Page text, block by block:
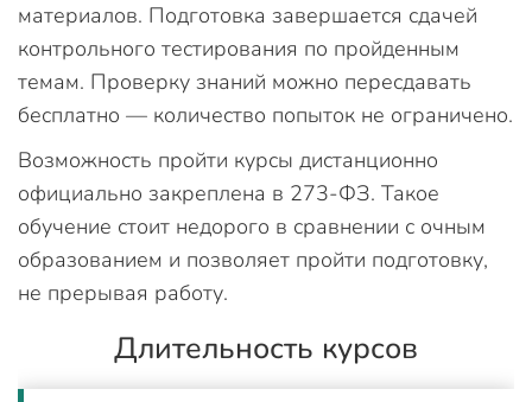
материалов. Подготовка завершается сдачей
контрольного тестирования по пройденным
темам. Проверку знаний можно пересдавать
бесплатно — количество попыток не ограничено.
Возможность пройти курсы дистанционно
официально закреплена в 273-ФЗ. Такое
обучение стоит недорого в сравнении с очным
образованием и позволяет пройти подготовку,
не прерывая работу.
Длительность курсов